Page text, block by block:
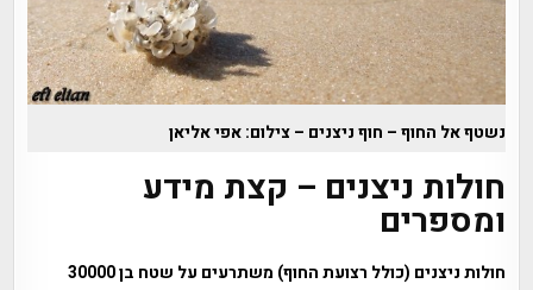
נשטף אל החוף – חוף ניצנים – צילום: אפי אליאן
חולות ניצנים – קצת מידע
ומספרים
חולות ניצנים (כולל רצועת החוף) משתרעים על שטח בן 30000